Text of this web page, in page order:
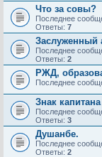
Что за совы?
Последнее
Ответы: 7
Заслуженный
Последнее
Ответы: 2
РЖД,
Последнее
Знак
Последнее
Ответы: 3
Душанбе.
Последнее
Ответы: 2